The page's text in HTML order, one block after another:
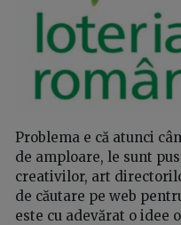
Problema e că atunci
de amploare, le sunt
creativilor, art
de căutare pe web
este cu adevărat o idee